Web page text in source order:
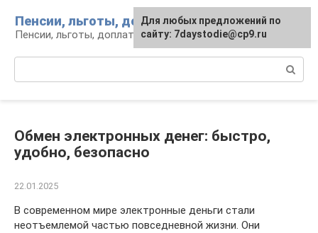
контенту
Пенсии, льготы, доплаты
Пенсии, льготы, доплаты: вопросы и инфо
Обмен электронных денег: быстро,
удобно, безопасно
22.01.2025
В современном мире электронные деньги стали
неотъемлемой частью повседневной жизни. Они
Для любых предложений по
сайту: 7daystodie@cp9.ru